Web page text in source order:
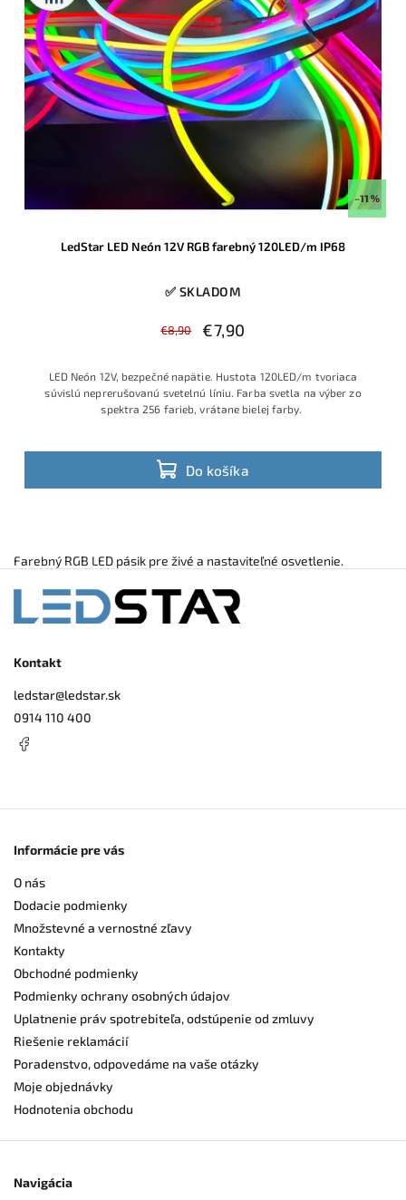
–11 %
LedStar LED Neón 12V RGB farebný 120LED/m IP68
✅ SKLADOM
€8,90 €7,90
Do košíka
LED Neón 12V, bezpečné napätie. Hustota 120LED/m tvoriaca
súvislú neprerušovanú svetelnú líniu. Farba svetla na výber zo
spektra 256 farieb, vrátane bielej farby.
Farebný RGB LED pásik pre živé a nastaviteľné osvetlenie.
Kontakt
ledstar@ledstar.sk
0914 110 400
Informácie pre vás
O nás
Dodacie podmienky
Množstevné a vernostné zľavy
Kontakty
Obchodné podmienky
Podmienky ochrany osobných údajov
Uplatnenie práv spotrebiteľa, odstúpenie od zmluvy
Riešenie reklamácií
Poradenstvo, odpovedáme na vaše otázky
Moje objednávky
Hodnotenia obchodu
Navigácia